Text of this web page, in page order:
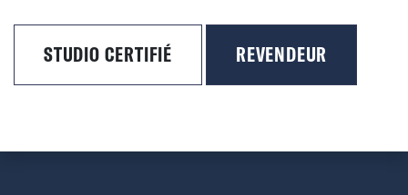
STUDIO CERTIFIÉ REVENDEUR